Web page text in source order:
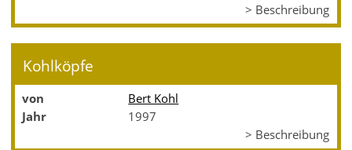
> Beschreibung
Kohlköpfe
von
Bert Kohl
Jahr
1997
> Beschreibung